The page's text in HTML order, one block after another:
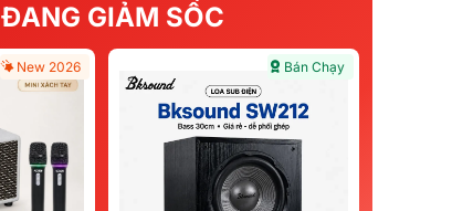
ĐANG GIẢM SỐC
New 2026 Bán Chạy